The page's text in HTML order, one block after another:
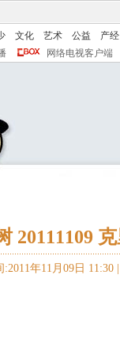
文化 艺术 公益 产经
网络电视客户端
20111109
年11月09日 11:30 |